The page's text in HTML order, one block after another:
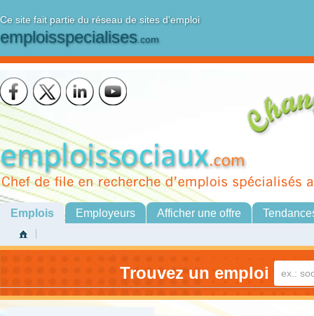
Ce site fait partie du réseau de sites d'emploi
emploisspecialises.com
Emplois Employeurs Afficher une offre
Trouvez un emploi